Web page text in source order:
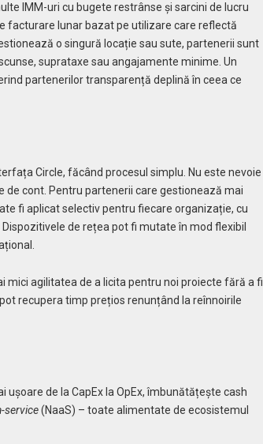
IMM-uri cu bugete restrânse și sarcini de lucru
facturare lunar bazat pe utilizare care reflectă
o singură locație sau sute, partenerii sunt
suprataxe sau angajamente minime. Un
partenerilor transparență deplină în ceea ce
Circle, făcând procesul simplu. Nu este nevoie
de cont. Pentru partenerii care gestionează mai
fi aplicat selectiv pentru fiecare organizație, cu
de rețea pot fi mutate în mod flexibil
agilitatea de a licita pentru noi proiecte fără a fi
recupera timp prețios renunțând la reînnoirile
ușoare de la CapEx la OpEx, îmbunătățește cash
service(NaaS) – toate alimentate de ecosistemul